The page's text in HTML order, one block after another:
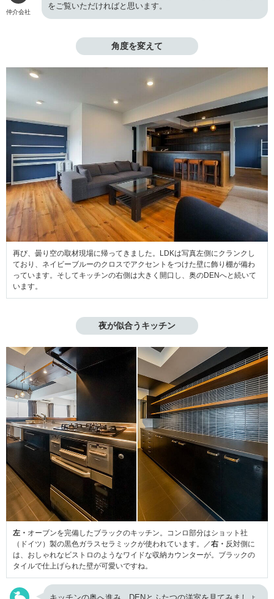
仲介会社
をご覧いただければと思います。
角度を変えて
再び、曇り空の取材現場に帰ってきました。LDKは写真左側にクランクし
ており、ネイビーブルーのクロスでアクセントをつけた壁に飾り棚が備わ
っています。そしてキッチンの右側は大きく開口し、奥のDENへと続いて
います。
夜が似合うキッチン
左・ オーブンを完備したブラックのキッチン。コンロ部分はショット社
（ドイツ）製の黒色ガラスセラミックが使われています。／右・ 反対側に
は、おしゃれなビストロのようなワイドな収納カウンターが。ブラックの
タイルで仕上げられた壁が可愛いですね。